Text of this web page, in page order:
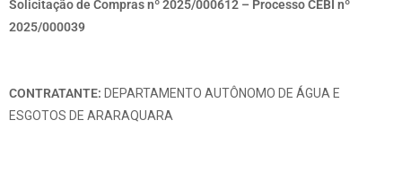
Solicitação de Compras nº 2025/000612 – Processo CEBI nº
2025/000039
CONTRATANTE: DEPARTAMENTO AUTÔNOMO DE ÁGUA E
ESGOTOS DE ARARAQUARA